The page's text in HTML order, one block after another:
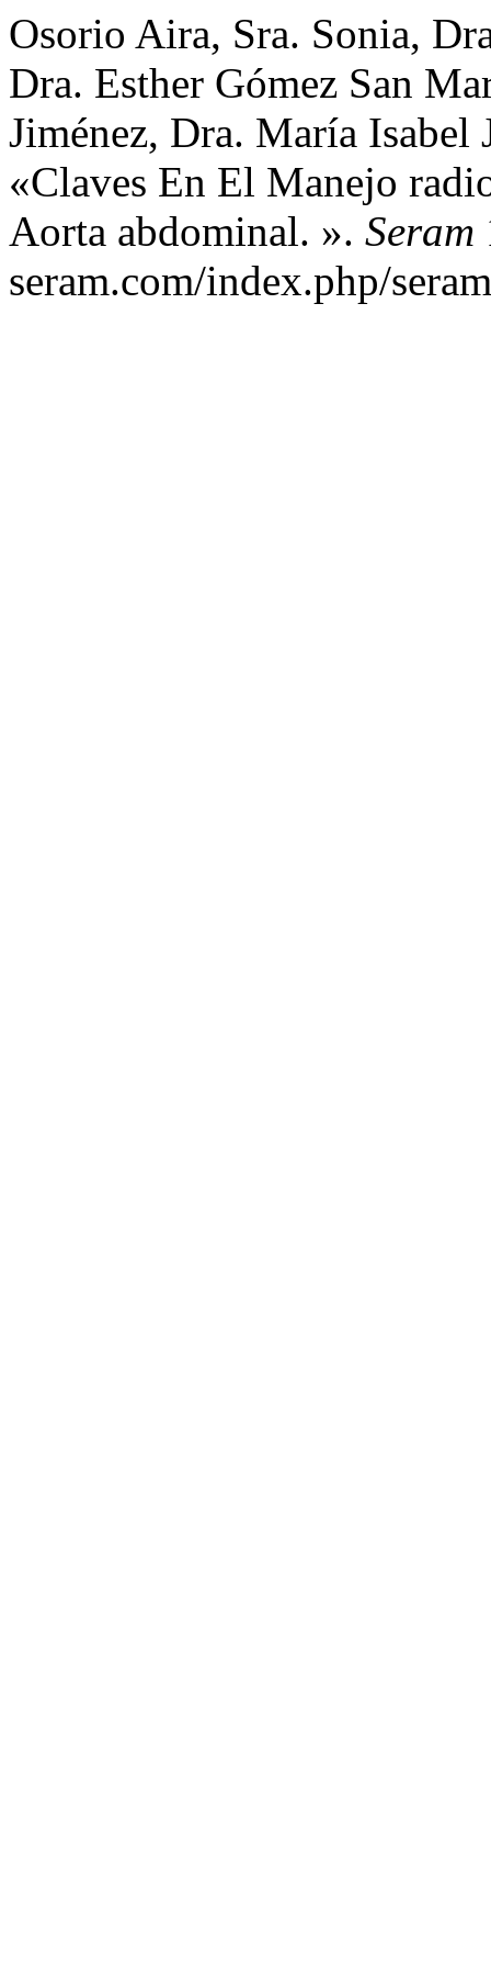
Osorio Aira, Sra. Sonia,
Dra. Esther Gómez San
Jiménez, Dra. María Isabel
«Claves En El Manejo
Aorta abdominal. ». Seram
seram.com/index.php/